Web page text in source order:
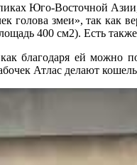
Юго-Восточной
голова змеи», так как
400 см2). Есть
благодаря ей
Атлас делают